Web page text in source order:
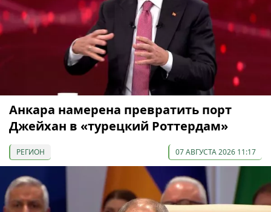
Анкара намерена превратить порт
Джейхан в «турецкий Роттердам»
РЕГИОН 07 АВГУСТА 2026 11:17